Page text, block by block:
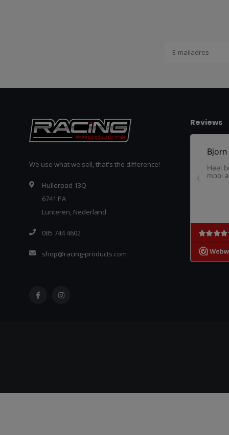
We use what we sell, that's the difference!
Hullerpad 13Q
6741 PA
Lunteren, Nederland
085 744 4602
shop@racing-products.com
Reviews